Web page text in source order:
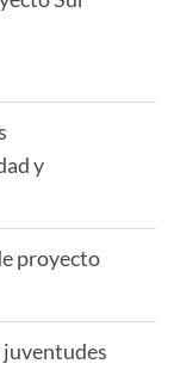
y
proyecto
juventudes